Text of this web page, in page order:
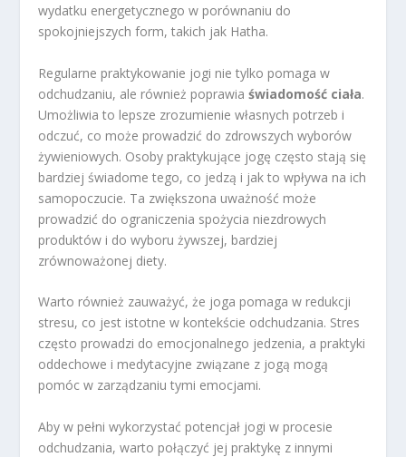
wydatku energetycznego w porównaniu do
spokojniejszych form, takich jak Hatha.
Regularne praktykowanie jogi nie tylko pomaga w
odchudzaniu, ale również poprawiaświadomość ciała.
Umożliwia to lepsze zrozumienie własnych potrzeb i
odczuć, co może prowadzić do zdrowszych wyborów
żywieniowych. Osoby praktykujące jogę często stają się
bardziej świadome tego, co jedzą i jak to wpływa na ich
samopoczucie. Ta zwiększona uważność może
prowadzić do ograniczenia spożycia niezdrowych
produktów i do wyboru żywszej, bardziej
zrównoważonej diety.
Warto również zauważyć, że joga pomaga w redukcji
stresu, co jest istotne w kontekście odchudzania. Stres
często prowadzi do emocjonalnego jedzenia, a praktyki
oddechowe i medytacyjne związane z jogą mogą
pomóc w zarządzaniu tymi emocjami.
Aby w pełni wykorzystać potencjał jogi w procesie
odchudzania, warto połączyć jej praktykę z innymi